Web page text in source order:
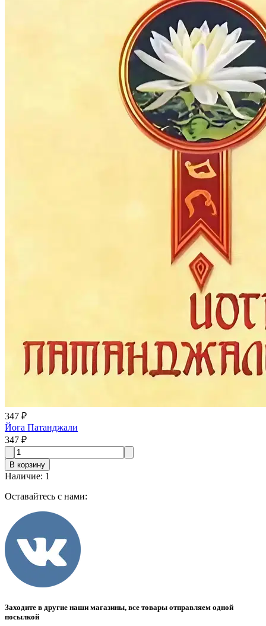
347 ₽
Йога Патанджали
347 ₽
В корзину
Наличие: 1
Оставайтесь с нами:
Заходите в другие наши магазины, все товары отправляем одной
посылкой